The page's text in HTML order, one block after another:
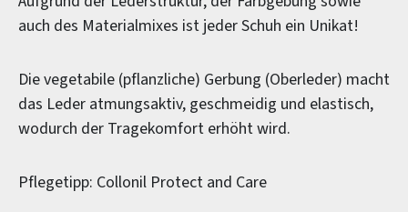
auch des Materialmixes ist jeder Schuh ein Unikat!
Die vegetabile (pflanzliche) Gerbung (Oberleder) macht
das Leder atmungsaktiv, geschmeidig und elastisch,
wodurch der Tragekomfort erhöht wird.
Pflegetipp: Collonil Protect and Care